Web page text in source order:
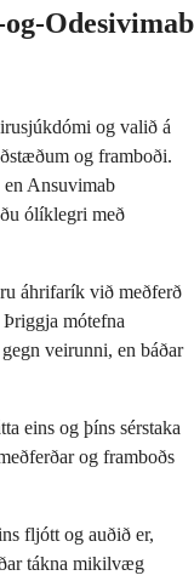
Odesivimab
og valið á
og framboði.
Ansuvimab
ólíklegri með
áhrifarík við meðferð
mótefna
veirunni, en báðar
eins og þíns sérstaka
og framboðs
fljótt og auðið er,
tákna mikilvæg